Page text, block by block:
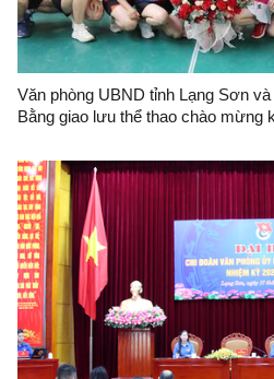
Văn phòng UBND tỉnh Lạng Sơn
Bằng giao lưu thể thao chào mừng
Nam (28/8/1945 - 28/8/2024)